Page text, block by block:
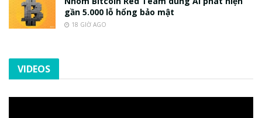
gần 5.000 lỗ hổng bảo mật
18 GIỜ AGO
VIDEOS